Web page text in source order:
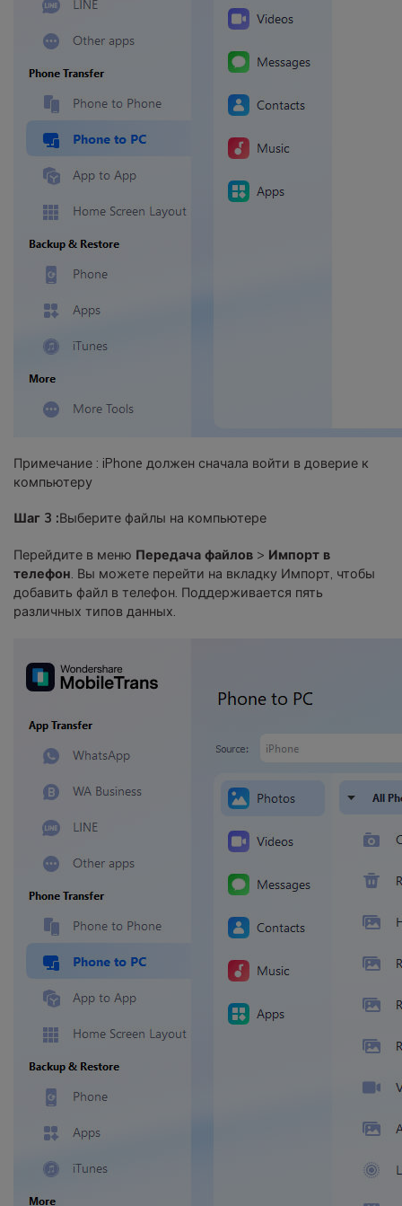
Примечание : iPhone должен сначала войти в доверие к
компьютеру
Шаг 3 :Выберите файлы на компьютере
Перейдите в меню Передача файлов > Импорт в
телефон . Вы можете перейти на вкладку Импорт, чтобы
добавить файл в телефон. Поддерживается пять
различных типов данных.